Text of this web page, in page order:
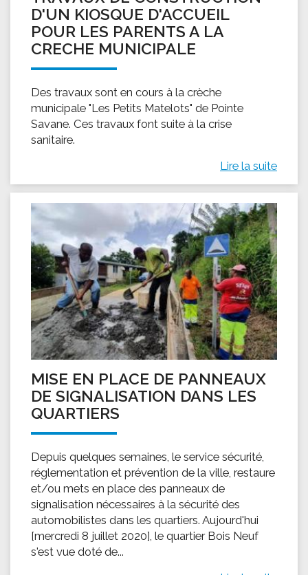
D'UN KIOSQUE D'ACCUEIL
POUR LES PARENTS A LA
CRECHE MUNICIPALE
Des travaux sont en cours à la crèche
municipale "Les Petits Matelots" de Pointe
Savane. Ces travaux font suite à la crise
sanitaire.
Lire la suite
MISE EN PLACE DE PANNEAUX
DE SIGNALISATION DANS LES
QUARTIERS
Depuis quelques semaines, le service sécurité,
réglementation et prévention de la ville, restaure
et/ou mets en place des panneaux de
signalisation nécessaires à la sécurité des
automobilistes dans les quartiers. Aujourd'hui
[mercredi 8 juillet 2020], le quartier Bois Neuf
s'est vue doté de...